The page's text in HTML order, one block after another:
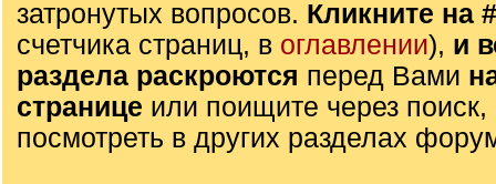
затронутых вопросов. Кликните на
счетчика страниц, в оглавлении), и
раздела раскроются перед Вами
странице или поищите через
посмотреть в других разделах